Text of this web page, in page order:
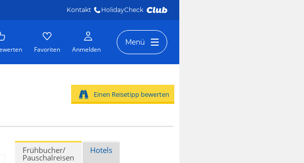
Kontakt HolidayCheck
Favoriten Anmelden
Menü
Einen Reisetipp bewerten
Frühbucher/
Pauschalreisen
Hotels